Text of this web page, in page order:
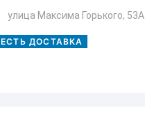
улица Максима Горького, 53А
ЕСТЬ ДОСТАВКА